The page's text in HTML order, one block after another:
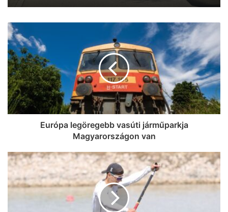
Európa legöregebb vasúti járműparkja
Magyarországon van